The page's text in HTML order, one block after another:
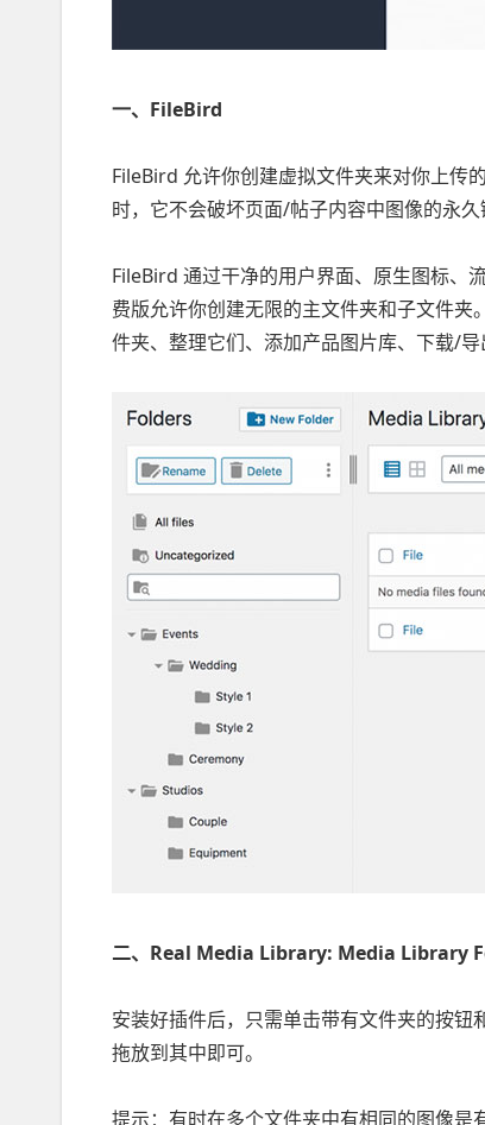
一、FileBird
FileBird 允许你创建虚拟文件夹来对你上传
时，它不会破坏页面/帖子内容中图像的永
FileBird 通过干净的用户界面、原生图标、
费版允许你创建无限的主文件夹和子文件
件夹、整理它们、添加产品图片库、下载/
二、Real Media Library: Media Library
安装好插件后，只需单击带有文件夹的按钮
拖放到其中即可。
提示：有时在多个文件夹中有相同的图像